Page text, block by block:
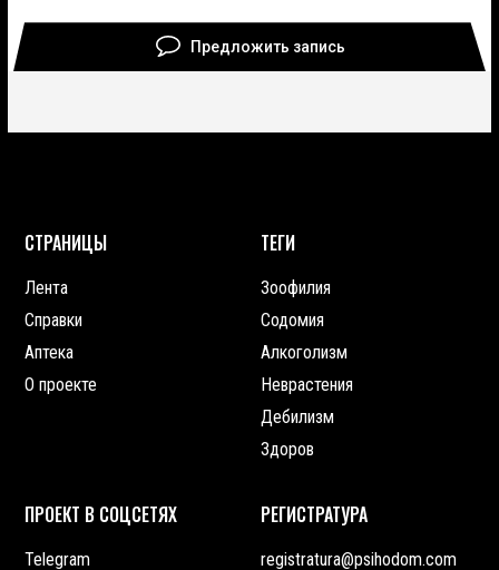
Предложить запись
СТРАНИЦЫ
Лента
Справки
Аптека
О проекте
ТЕГИ
Зоофилия
Содомия
Алкоголизм
Неврастения
Дебилизм
Здоров
ПРОЕКТ В СОЦСЕТЯХ
Telegram
РЕГИСТРАТУРА
registratura@psihodom.com